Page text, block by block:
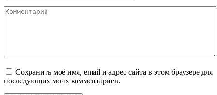
Комментарий
Сохранить моё имя, email и адрес сайта в этом браузере для
последующих моих комментариев.